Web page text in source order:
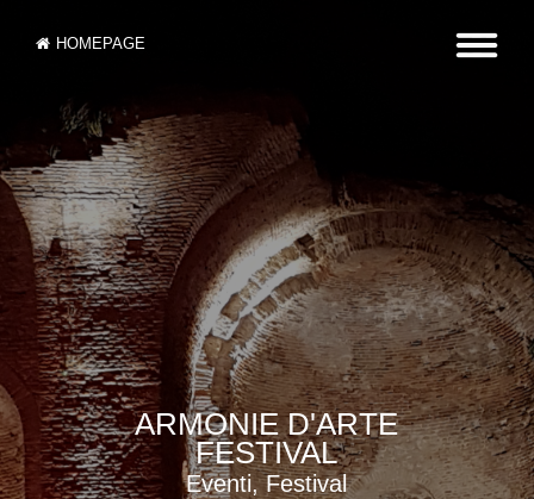
HOMEPAGE
ARMONIE D'ARTE
FESTIVAL
Eventi, Festival